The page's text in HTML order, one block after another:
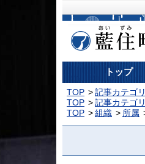
トップ
TOP 記事カテゴリ
TOP
記事カテゴリ
TOP
組織 所属